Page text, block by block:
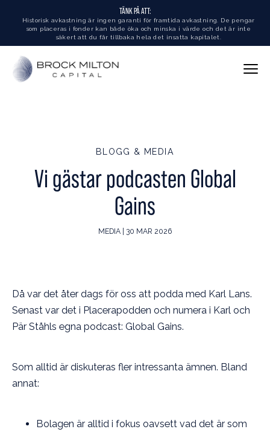
TÄNK PÅ ATT:
Historisk avkastning är ingen garanti för framtida avkastning. De pengar
som placeras i fonder kan både öka och minska i värde och det är inte
säkert att du får tillbaka hela det insatta kapitalet.
BLOGG & MEDIA
Vi gästar podcasten Global
Gains
MEDIA | 30 MAR 2026
Då var det åter dags för oss att podda med Karl Lans.
Senast var det i Placerapodden och numera i Karl och
Pär Ståhls egna podcast: Global Gains.
Som alltid är diskuteras fler intressanta ämnen. Bland
annat:
Bolagen är alltid i fokus oavsett vad det är som